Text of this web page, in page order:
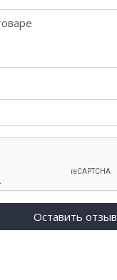
Оставить отзыв